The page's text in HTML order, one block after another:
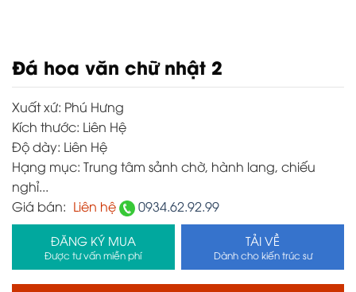
Đá hoa văn chữ nhật 2
Xuất xứ: Phú Hưng
Kích thước: Liên Hệ
Độ dày: Liên Hệ
Hạng mục: Trung tâm sảnh chờ, hành lang, chiếu
nghỉ...
Giá bán: Liên hệ 0934.62.92.99
ĐĂNG KÝ MUA
Được tư vấn miễn phí
TẢI VỀ
Dành cho kiến trúc sư